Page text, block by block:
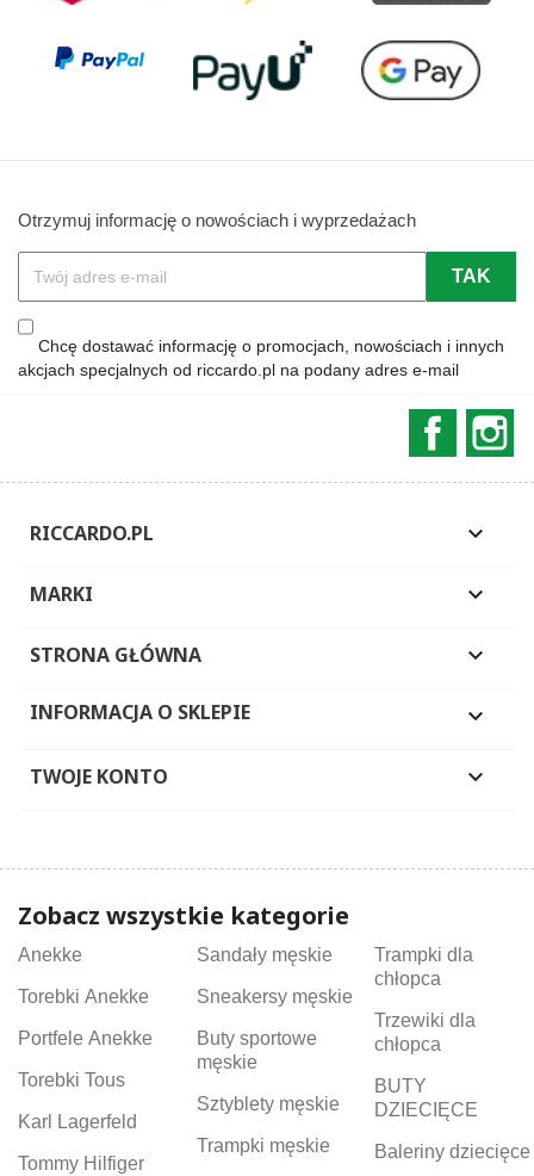
Otrzymuj informację o nowościach i wyprzedażach
Chcę dostawać informację o promocjach, nowościach i innych
akcjach specjalnych od riccardo.pl na podany adres e-mail
RICCARDO.PL 
MARKI 
STRONA GŁÓWNA 
INFORMACJA O SKLEPIE 
TWOJE KONTO 
Zobacz wszystkie kategorie
Anekke
Torebki Anekke
Portfele Anekke
Torebki Tous
Karl Lagerfeld
Tommy Hilfiger
Sandały męskie
Sneakersy męskie
Buty sportowe
męskie
Sztyblety męskie
Trampki męskie
Trampki dla
chłopca
Trzewiki dla
chłopca
BUTY
DZIECIĘCE
Baleriny dziecięce